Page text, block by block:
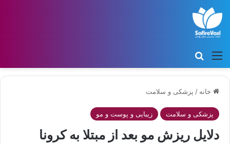
منو
خانه / پزشکی و سلامت
پزشکی و سلامت زیبایی و پوست و مو
دلایل ریزش مو بعد از مبتلا به کرونا